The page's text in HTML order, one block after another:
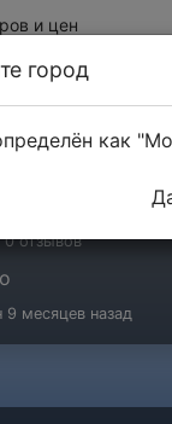
и цен
0 отзывов
9 месяцев назад
город
как